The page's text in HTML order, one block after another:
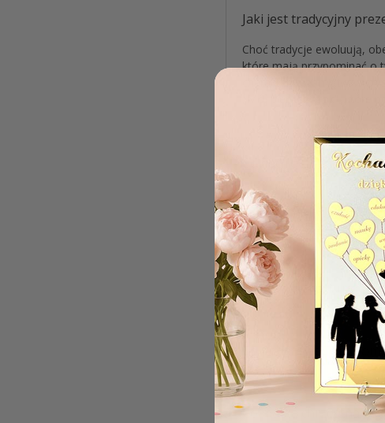
Jaki jest tradycyjny
Choć tradycje ewoluują,
które mają przypominać o
Co dać rocznemu
Co kupić niespełna
Co się daje na 1
Co podarować
Co matka chrzestna